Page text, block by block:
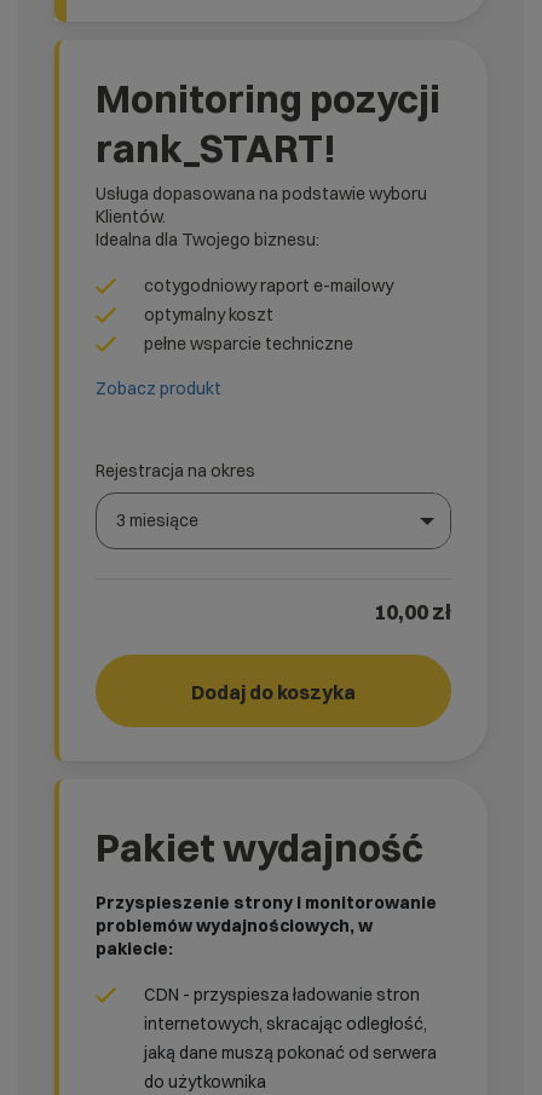
Monitoring pozycji
rank_START!
Usługa dopasowana na podstawie wyboru
Klientów.
Idealna dla Twojego biznesu:
cotygodniowy raport e-mailowy
optymalny koszt
pełne wsparcie techniczne
Zobacz produkt
Rejestracja na okres
3 miesiące
10,00 zł
Dodaj do koszyka START!
Pakiet wydajność
Przyspieszenie strony i monitorowanie
problemów wydajnościowych, w
pakiecie:
CDN - przyspiesza ładowanie stron
internetowych, skracając odległość,
jaką dane muszą pokonać od serwera
do użytkownika